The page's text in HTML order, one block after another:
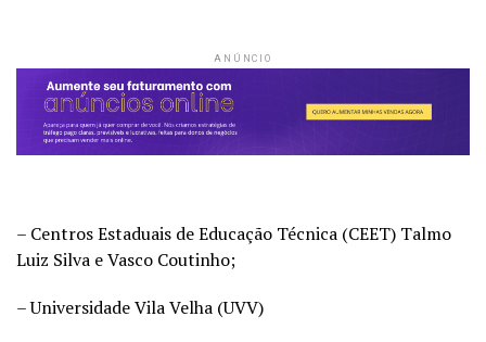
ANÚNCIO
– Centros Estaduais de Educação Técnica (CEET) Talmo
Luiz Silva e Vasco Coutinho;
– Universidade Vila Velha (UVV)